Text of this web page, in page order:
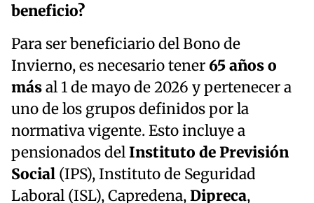
beneficio?
Para ser beneficiario del Bono de
Invierno, es necesario tener 65 años o
másal 1 de mayo de 2026 y pertenecer a
uno de los grupos definidos por la
normativa vigente. Esto incluye a
pensionados delInstituto de Previsión
Social (IPS), Instituto de Seguridad
Laboral (ISL), Capredena,Dipreca,